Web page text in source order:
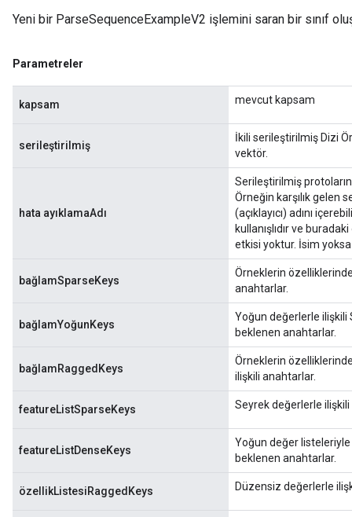
Yeni bir ParseSequenceExampleV2 işlemini saran bir sınıf
Parametreler
kapsam mevcut kapsam
serileştirilmiş
İkili serileştirilmiş Dizi
vektör.
hata ayıklamaAdı
Serileştirilmiş
Örneğin karşılık gelen
(açıklayıcı) adını
kullanışlıdır ve
etkisi yoktur. İsim
bağlamSparseKeys
Örneklerin
anahtarlar.
bağlamYoğunKeys
Yoğun değerlerle
beklenen anahtarlar.
bağlamRaggedKeys
Örneklerin
ilişkili anahtarlar.
featureListSparseKeys Seyrek değerlerle
featureListDenseKeys
Yoğun değer
beklenen anahtarlar.
özellikListesiRaggedKeys Düzensiz değerlerle